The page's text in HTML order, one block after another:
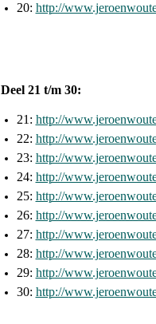
20: http://
Deel 21 t/m 30:
21: http://
22: http://
23: http://
24: http://
25: http://
26: http://
27: http://
28: http://
29: http://
30: http://